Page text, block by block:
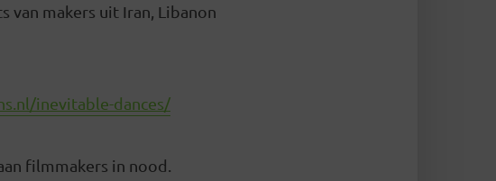
van makers uit Iran, Libanon
inevitable-dances/
filmmakers in nood.